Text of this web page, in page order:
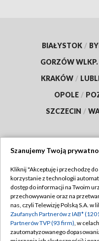
BIAŁYSTOK /
GORZÓW WLKP.
KRAKÓW /
OPOLE /
SZCZECIN /
Abonament TVP
Emisja w TVP
Centrum informacji TVP
Szanujemy Twoją
Kliknij "Akceptuję i przechodzę
korzystanie z technologii
dostęp do informacji na Twoim
przechowywanie oraz na
nas, czyli Telewizję Polską S.A. w
Zaufanych Partnerów z IAB*
Partnerów TVP (93 firm), w
zautomatyzowanego